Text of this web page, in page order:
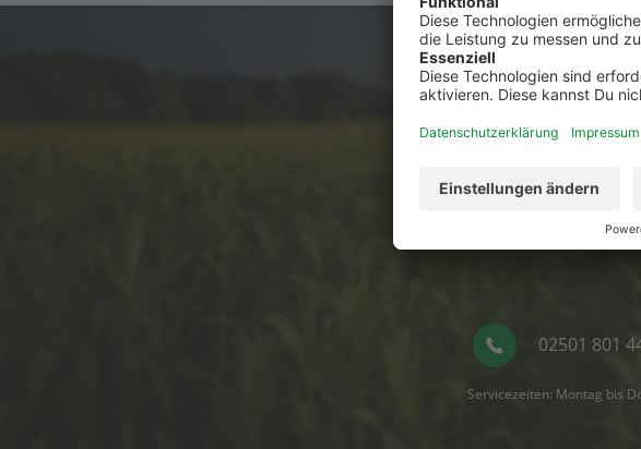
Kontakt
Du hast Fragen zu
Dann ruf
02501 801
Servicezeiten: Montag bis